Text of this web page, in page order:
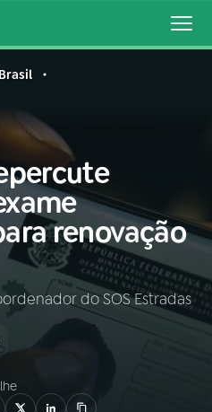
VIVO
renovação
do SOS Estradas